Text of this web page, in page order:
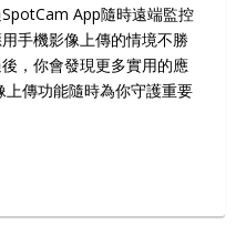
App隨時遠端監控
手機影像上傳的情境不勝
，你會發現更多實用的應
傳功能隨時為你守護重要